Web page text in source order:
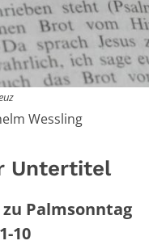
Wessling
Untertitel
Palmsonntag
10